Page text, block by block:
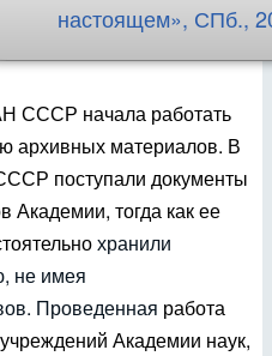
настоящем», СПб.,
СССР начала работать
архивных материалов. В
поступали документы
Академии, тогда как ее
хранили
не имея
Проведенная работа
Академии наук,